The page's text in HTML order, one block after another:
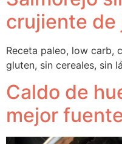
crujiente de
Receta paleo, low carb,
gluten, sin cereales, sin
Caldo de
mejor